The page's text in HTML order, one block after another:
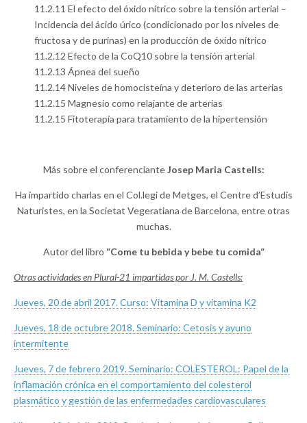
11.2.11 El efecto del óxido nítrico sobre la tensión arterial –
Incidencia del ácido úrico (condicionado por los niveles de
fructosa y de purinas) en la producción de óxido nítrico
11.2.12 Efecto de la CoQ10 sobre la tensión arterial
11.2.13 Ápnea del sueño
11.2.14 Niveles de homocisteína y deterioro de las arterias
11.2.15 Magnesio como relajante de arterias
11.2.15 Fitoterapia para tratamiento de la hipertensión
Más sobre el conferencianteJosep Maria Castells:
Ha impartido charlas en el Col.legi de Metges, el Centre d’Estudis
Naturistes, en la Societat Vegeratiana de Barcelona, entre otras
muchas.
Autor del libro “Come tu bebida y bebe tu comida“
Otras actividades en Plural-21 impartidas por J. M. Castells:
Jueves, 20 de abril 2017. Curso: Vitamina D y vitamina K2
Jueves, 18 de octubre 2018. Seminario: Cetosis y ayuno
intermitente
Jueves, 7 de febrero 2019. Seminario: COLESTEROL: Papel de la
inflamación crónica en el comportamiento del colesterol
plasmático y gestión de las enfermedades cardiovasculares